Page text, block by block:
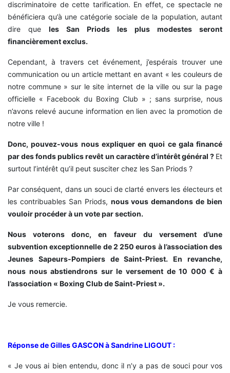
discriminatoire de cette tarification. En effet, ce spectacle ne
bénéficiera qu’à une catégorie sociale de la population, autant
dire que les San Priods les plus modestes seront
financièrement exclus.
Cependant, à travers cet événement, j’espérais trouver une
communication ou un article mettant en avant « les couleurs de
notre commune » sur le site internet de la ville ou sur la page
officielle « Facebook du Boxing Club » ; sans surprise, nous
n’avons relevé aucune information en lien avec la promotion de
notre ville !
Donc, pouvez-vous nous expliquer en quoi ce gala financé
par des fonds publics revêt un caractère d’intérêt général ? Et
surtout l’intérêt qu’il peut susciter chez les San Priods ?
Par conséquent, dans un souci de clarté envers les électeurs et
les contribuables San Priods, nous vous demandons de bien
vouloir procéder à un vote par section.
Nous voterons donc, en faveur du versement d’une
subvention exceptionnelle de 2 250 euros à l’association des
Jeunes Sapeurs-Pompiers de Saint-Priest. En revanche,
nous nous abstiendrons sur le versement de 10 000 € à
l’association « Boxing Club de Saint-Priest ».
Je vous remercie.
Réponse de Gilles GASCON à Sandrine LIGOUT :
« Je vous ai bien entendu, donc il n’y a pas de souci pour vos